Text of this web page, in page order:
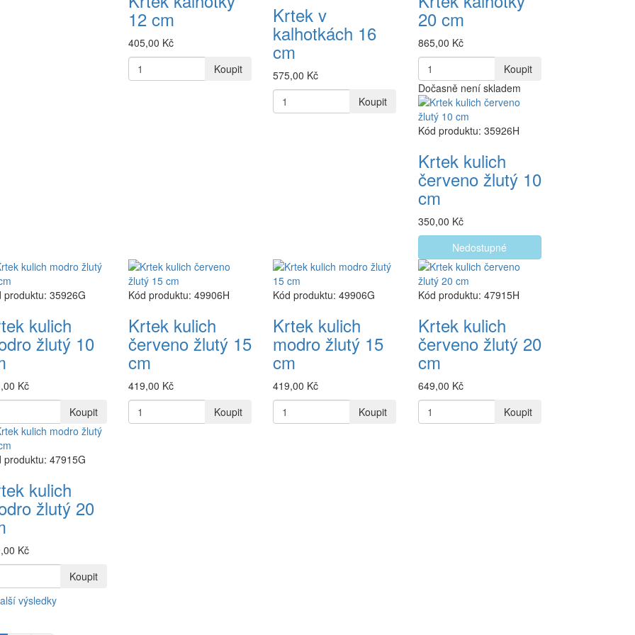
12 cm
405,00 Kč
Koupit
Krtek v
kalhotkách 16
cm
575,00 Kč
Koupit
20 cm
865,00 Kč
Koupit
Dočasně není skladem
Kód produktu: 35926H
Krtek kulich
červeno žlutý 10
cm
350,00 Kč
Nedostupné
produktu: 35926G
kulich
žlutý 10
Kč
Koupit
Kód produktu: 49906H
Krtek kulich
červeno žlutý 15
cm
419,00 Kč
Koupit
Kód produktu: 49906G
Krtek kulich
modro žlutý 15
cm
419,00 Kč
Koupit
Kód produktu: 47915H
Krtek kulich
červeno žlutý 20
cm
649,00 Kč
Koupit
produktu: 47915G
kulich
žlutý 20
Kč
Koupit
výsledky